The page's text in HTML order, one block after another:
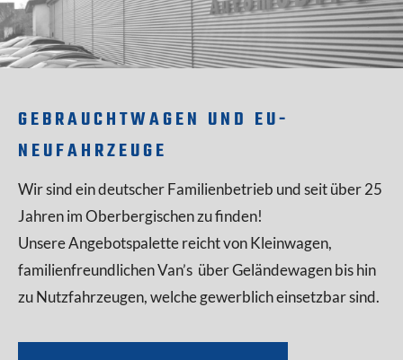
GEBRAUCHTWAGEN UND EU-
NEUFAHRZEUGE
Wir sind ein deutscher Familienbetrieb und seit über 25
Jahren im Oberbergischen zu finden!
Unsere Angebotspalette reicht von Kleinwagen,
familienfreundlichen Van’s über Geländewagen bis hin
zu Nutzfahrzeugen, welche gewerblich einsetzbar sind.